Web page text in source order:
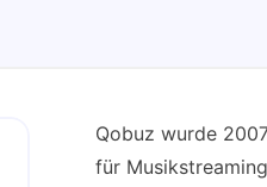
Qobuz wurde
für